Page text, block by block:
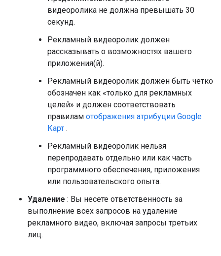
видеоролика не должна превышать 30
секунд.
Рекламный видеоролик должен
рассказывать о возможностях вашего
приложения(й).
Рекламный видеоролик должен быть четко
обозначен как «только для рекламных
целей» и должен соответствовать
правилам отображения атрибуции Google
Карт .
Рекламный видеоролик нельзя
перепродавать отдельно или как часть
программного обеспечения, приложения
или пользовательского опыта.
Удаление : Вы несете ответственность за
выполнение всех запросов на удаление
рекламного видео, включая запросы третьих
лиц.